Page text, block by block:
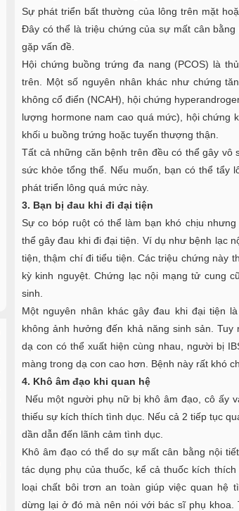
Sự phát triển bất thường của lông trên mặt
Đây có thể là triệu chứng của sự mất cân
gặp vấn đề.
Hội chứng buồng trứng đa nang (PCOS) là
trên. Một số nguyên nhân khác như chứng
không cổ điển (NCAH), hội chứng
lượng hormone nam cao quá mức), hội chứng
khối u buồng trứng hoặc tuyến thượng thận.
Tất cả những căn bệnh trên đều có thể gây vô
sức khỏe tổng thể. Nếu muốn, bạn có thể tẩy
phát triển lông quá mức này.
3. Bạn bị đau khi đi đại tiện
Sự co bóp ruột có thể làm bạn khó chịu
thể gây đau khi đi đại tiện. Ví dụ như bệnh lạc
tiện, thậm chí đi tiểu tiện. Các triệu chứng này
kỳ kinh nguyệt. Chứng lạc nội mạng tử cung
sinh.
Một nguyên nhân khác gây đau khi đại tiện
không ảnh hưởng đến khả năng sinh sản. Tuy
dạ con có thể xuất hiện cùng nhau, người bị
màng trong dạ con cao hơn. Bệnh này rất khó
4. Khô âm đạo khi quan hệ
Nếu một người phụ nữ bị khô âm đạo, cô ấy
thiếu sự kích thích tình dục. Nếu cả 2 tiếp tục
dần dẫn đến lãnh cảm tình dục.
Khô âm đạo có thể do sự mất cân bằng nội
tác dụng phụ của thuốc, kể cả thuốc kích
loại chất bôi trơn an toàn giúp việc quan hệ
dừng lại ở đó mà nên nói với bác sĩ phụ khoa.